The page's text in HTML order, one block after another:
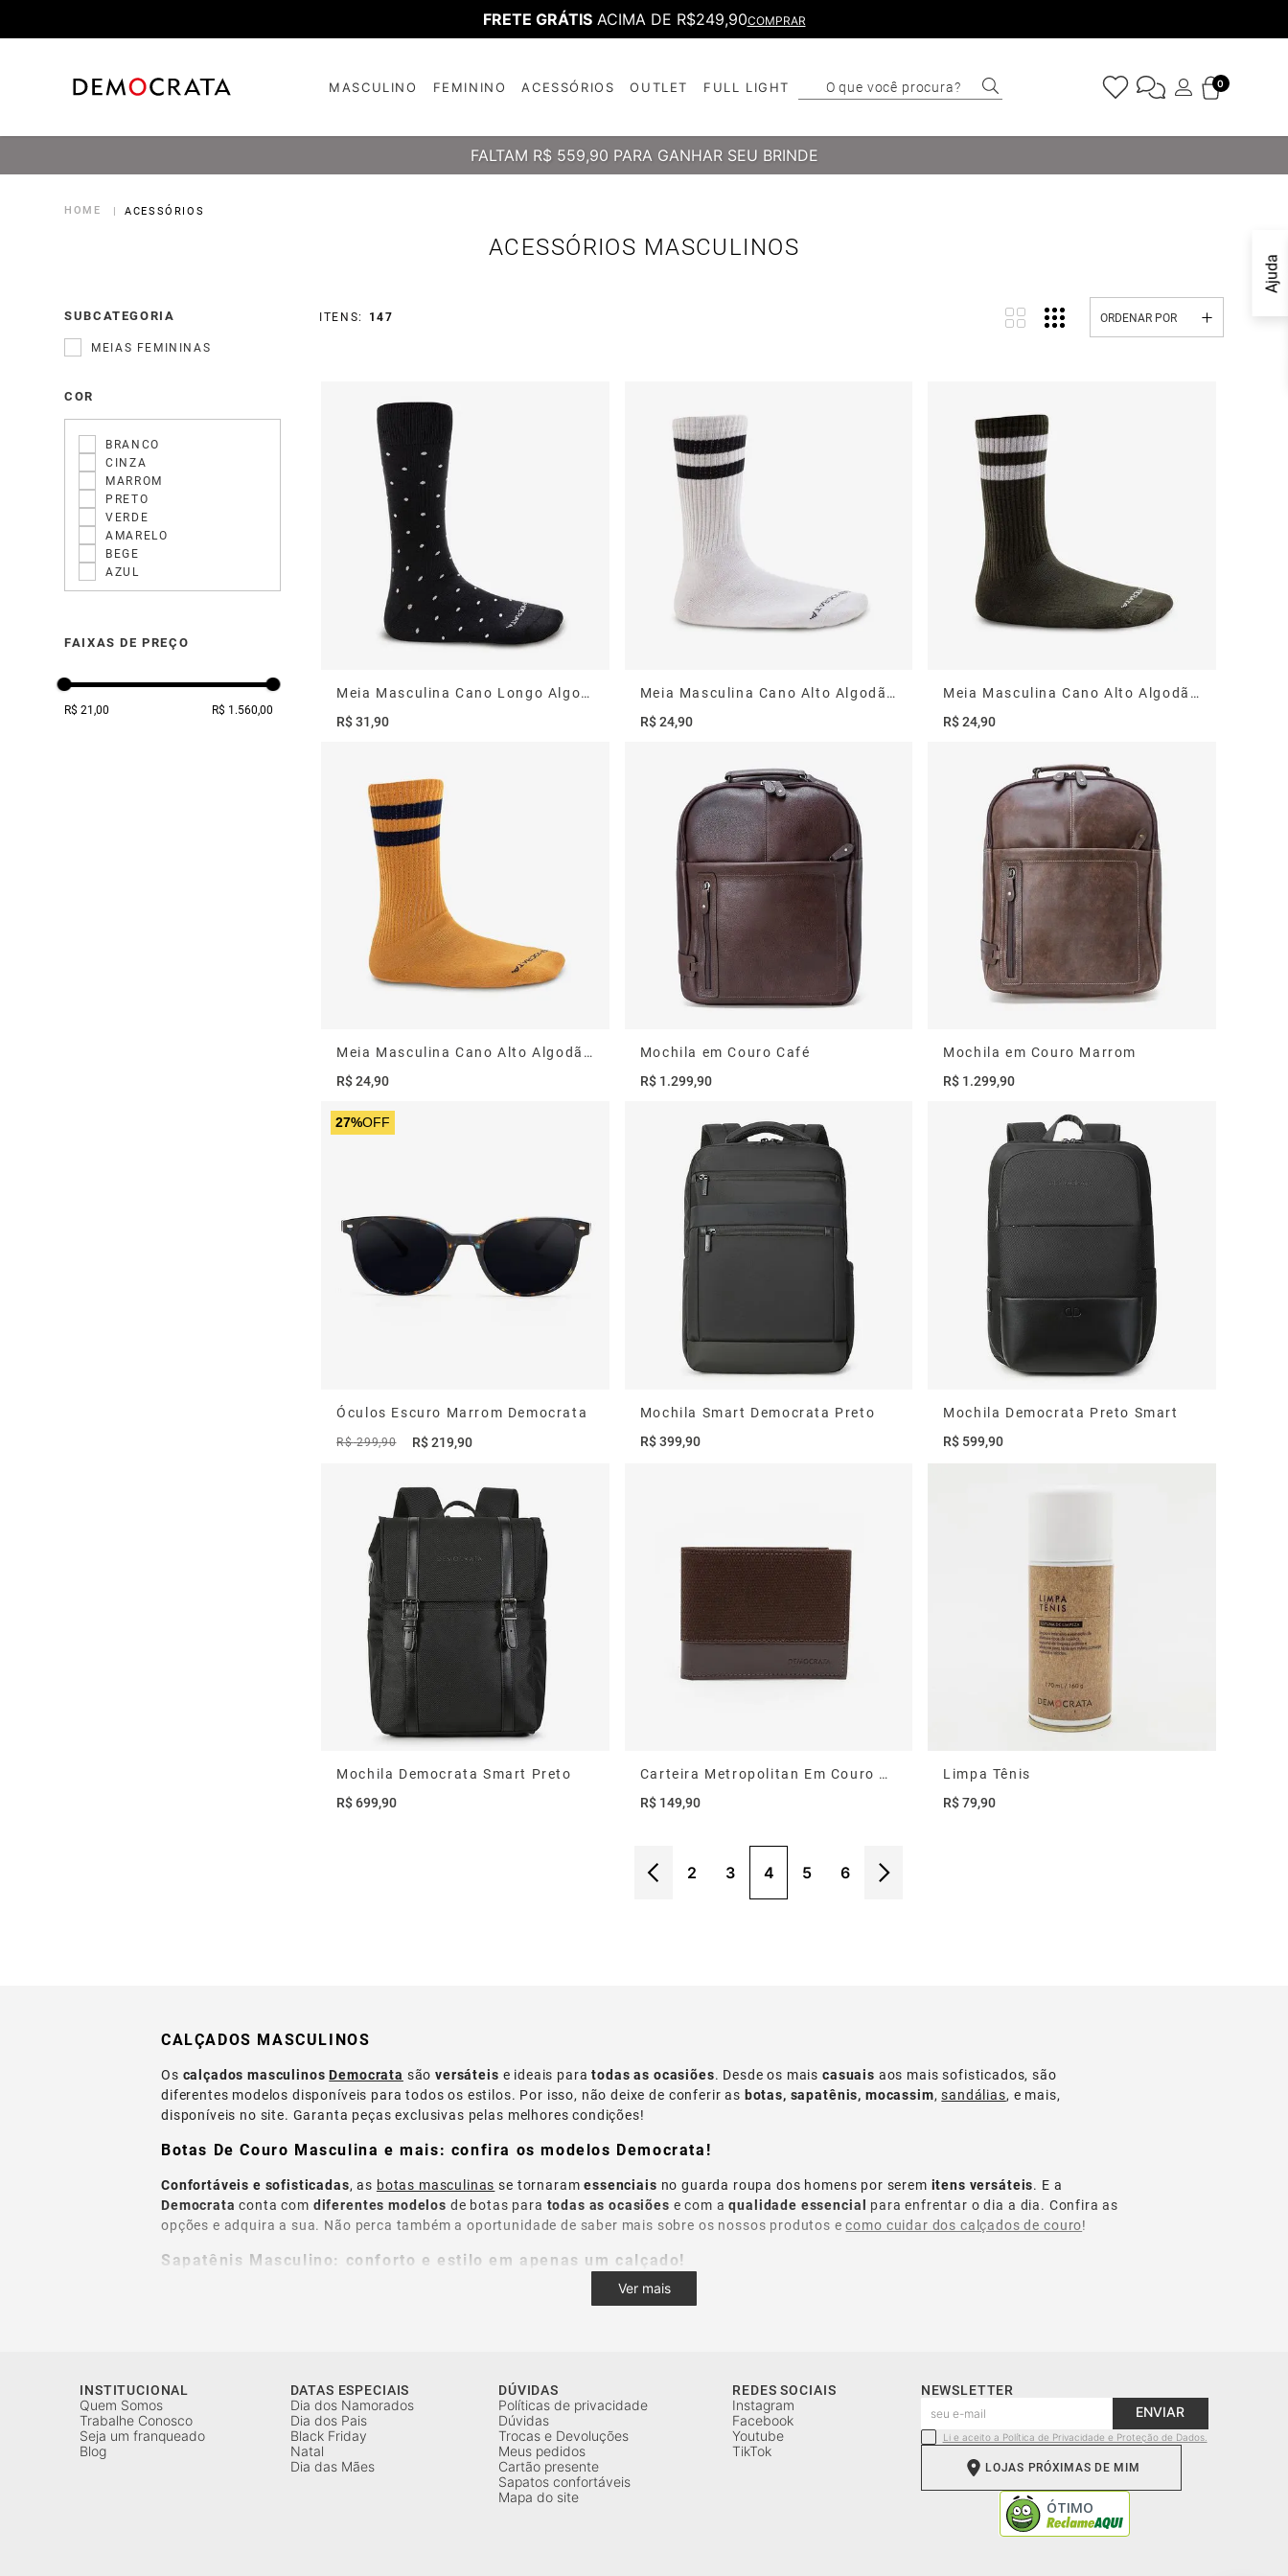
FRETE GRÁTISACIMA DE R$249,90COMPRAR
MASCULINO FEMININO ACESSÓRIOS OUTLET FULL LIGHT O que você procura?
TERMOS MAIS
0
FALTAM R$ 559,90 PARA GANHAR SEU BRINDE
Ajuda
ACESSÓRIOS
ACESSÓRIOS MASCULINOS
SUBCATEGORIA
MEIAS FEMININAS
COR
BRANCO
CINZA
MARROM
PRETO
VERDE
AMARELO
BEGE
AZUL
FAIXAS DE PREÇO
R$ 21,00 R$ 1.560,00
147 ORDENAR POR
Meia Masculina Cano Longo Algodão Poliamida Preta Poá 33/38
R$ 31,90
Meia Masculina Cano Alto Algodão Poliamida Branca com Listras Pretas 33/38
R$ 24,90
Meia Masculina Cano Alto Algodão Poliamida Verde com Listras Brancas 33/38
R$ 24,90
Meia Masculina Cano Alto Algodão Poliamida Mostarda com Listras 39/44
R$ 24,90
Mochila em Couro Café
R$ 1.299,90
Mochila em Couro Marrom
R$ 1.299,90
27%OFF
Óculos Escuro Marrom Democrata
R$ 299,90 R$ 219,90
Mochila Smart Democrata Preto
R$ 399,90
Mochila Democrata Preto Smart
R$ 599,90
Mochila Democrata Smart Preto
R$ 699,90
Carteira Metropolitan Em Couro Café
R$ 149,90
Limpa Tênis
R$ 79,90
2 3 4 5 6
CALÇADOS MASCULINOS
Os calçados masculinosDemocrata sãoversáteis e ideais paratodas as ocasiões. Desde os maiscasuais aos mais sofisticados, são
diferentes modelos disponíveis para todos os estilos. Por isso, não deixe de conferir as botas, sapatênis, mocassim,sandálias, e mais,
disponíveis no site. Garanta peças exclusivas pelas melhores condições!
Botas De Couro Masculina e mais: confira os modelos Democrata!
Confortáveis e sofisticadas, as botas masculinas se tornaramessenciais no guarda roupa dos homens por serem itens versáteis. E a
Democrata conta com diferentes modelos de botas para todas as ocasiões e com aqualidade essencial para enfrentar o dia a dia. Confira as
opções e adquira a sua. Não perca também a oportunidade de saber mais sobre os nossos produtos ecomo cuidar dos calçados de couro!
Sapatênis Masculino: conforto e estilo em apenas um calçado!
sapatênis masculino
Os sapatos masculinos Democratasão perfeitos para quem deseja adquirir calçados para ocasiões especiais ou para usar em ambientes
sofisticados. Aqui você encontrará opções de
couroem diferentes
e muito mais. São diversos modelos para todos os estilos.
Confira e adquira o seu favorito!
Ver mais
INSTITUCIONAL
Quem Somos
Trabalhe Conosco
Seja um franqueado
Blog
DATAS ESPECIAIS
Dia dos Namorados
Dia dos Pais
Black Friday
Natal
Dia das Mães
DÚVIDAS
Políticas de privacidade
Dúvidas
Trocas e Devoluções
Meus pedidos
Cartão presente
Sapatos confortáveis
Mapa do site
REDES SOCIAIS
Instagram
Facebook
Youtube
TikTok
NEWSLETTER
ENVIAR
Li e aceito a Política de Privacidade e Proteção de Dados.
LOJAS PRÓXIMAS DE MIM